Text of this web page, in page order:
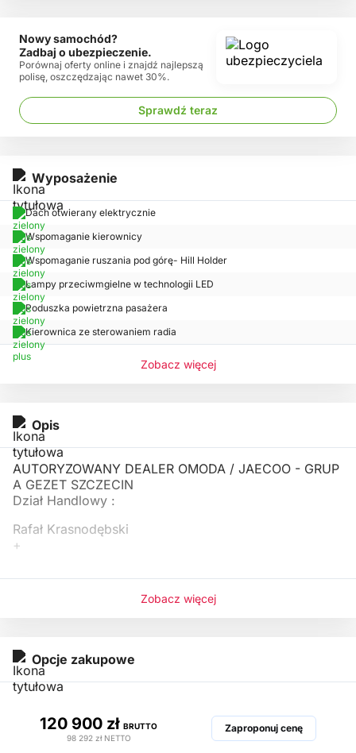
Wyposażenie
Dach otwierany elektrycznie
Wspomaganie kierownicy
Wspomaganie ruszania pod górę- Hill Holder
Lampy przeciwmgielne w technologii LED
Poduszka powietrzna pasażera
Kierownica ze sterowaniem radia
Zobacz więcej
Opis
AUTORYZOWANY DEALER OMODA / JAECOO - GRUP
A GEZET SZCZECIN
Dział Handlowy :
Rafał Krasnodębski
+
Zobacz więcej
Opcje zakupowe
120 900 zł BRUTTO
98 292 zł NETTO
Zaproponuj cenę
Nowy samochód?
Zadbaj o ubezpieczenie.
Porównaj oferty online i znajdź najlepszą
polisę, oszczędzając nawet 30%.
Sprawdź teraz